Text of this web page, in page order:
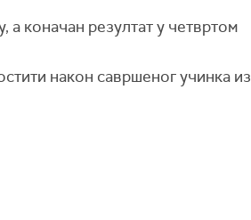
коначан резултат у четвртом
након савршеног учинка из